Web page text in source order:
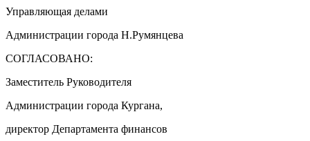
Управляющая делами
Администрации города Н.Румянцева
СОГЛАСОВАНО:
Заместитель Руководителя
Администрации города Кургана,
директор Департамента финансов